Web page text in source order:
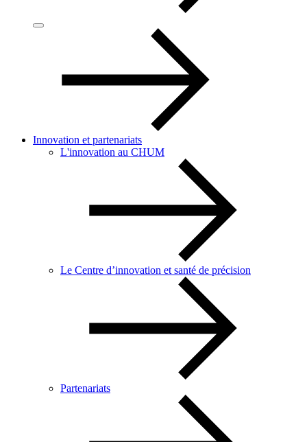
Innovation et partenariats
L'innovation au CHUM
Le Centre d’innovation et santé de précision
Partenariats